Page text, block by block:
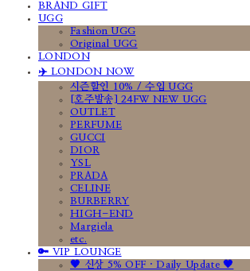
BRAND GIFT
UGG
Fashion UGG
Original UGG
LONDON
✈️ LONDON NOW
시즌할인 10% / 수입 UGG
[호주발송] 24FW NEW UGG
OUTLET
PERFUME
GUCCI
DIOR
YSL
PRADA
CELINE
BURBERRY
HIGH-END
Margiela
etc.
🔑 VIP LOUNGE
🤎 신상 5% OFF · Daily Update 🤎